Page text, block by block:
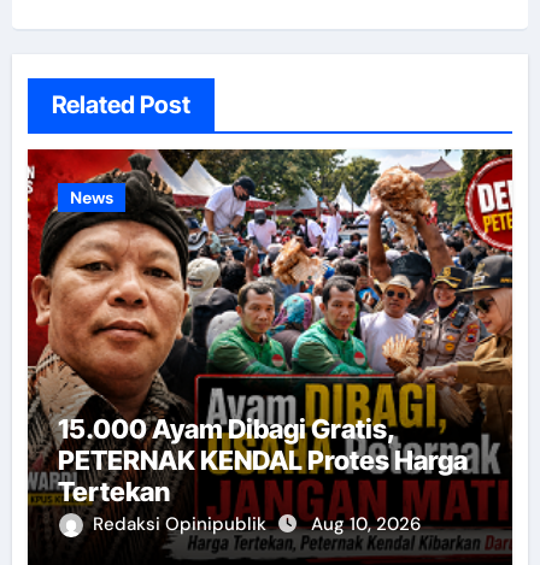
Related Post
News
15.000 Ayam Dibagi Gratis,
PETERNAK KENDAL Protes Harga
Tertekan
Redaksi Opinipublik Aug 10, 2026